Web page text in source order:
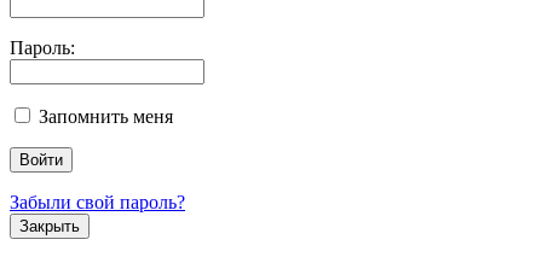
Пароль:
Запомнить меня
Забыли свой пароль?
Закрыть